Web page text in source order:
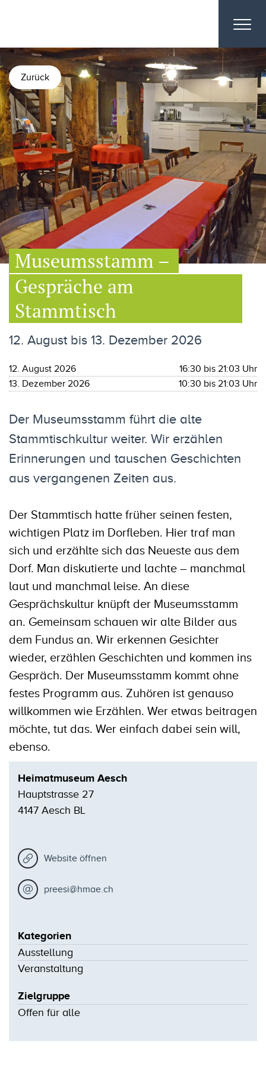
Zurück
Museumsstamm –
Gespräche am
Stammtisch
12. August bis 13. Dezember 2026
12. August 2026
16:30 bis 21:03 Uhr
13. Dezember 2026
10:30 bis 21:03 Uhr
Der Museumsstamm führt die alte
Stammtischkultur weiter. Wir erzählen
Erinnerungen und tauschen Geschichten
aus vergangenen Zeiten aus.
Der Stammtisch hatte früher seinen festen,
wichtigen Platz im Dorfleben. Hier traf man
sich und erzählte sich das Neueste aus dem
Dorf. Man diskutierte und lachte – manchmal
laut und manchmal leise. An diese
Gesprächskultur knüpft der Museumsstamm
an. Gemeinsam schauen wir alte Bilder aus
dem Fundus an. Wir erkennen Gesichter
wieder, erzählen Geschichten und kommen ins
Gespräch. Der Museumsstamm kommt ohne
festes Programm aus. Zuhören ist genauso
willkommen wie Erzählen. Wer etwas beitragen
möchte, tut das. Wer einfach dabei sein will,
ebenso.
Heimatmuseum Aesch
Hauptstrasse 27
4147 Aesch BL
Website öffnen
preesi@hmae.ch
Kategorien
Ausstellung
Veranstaltung
Zielgruppe
Offen für alle